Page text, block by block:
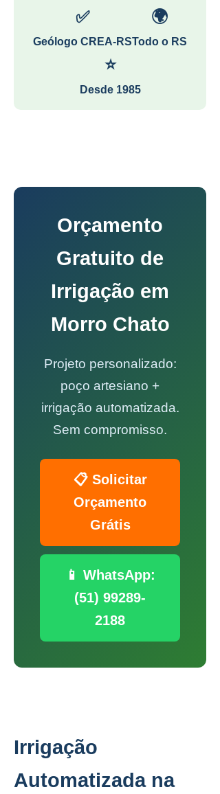
✅
Geólogo CREA-RS
🌍
Todo o RS
⭐
Desde 1985
Orçamento
Gratuito de
Irrigação em
Morro Chato
Projeto personalizado:
poço artesiano +
irrigação automatizada.
Sem compromisso.
📋 Solicitar
Orçamento
Grátis
📱 WhatsApp:
(51) 99289-
2188
Irrigação
Automatizada na